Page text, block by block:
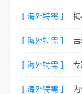
[ 海外特需 ]
[ 海外特需 ]
[ 海外特需 ]
[ 海外特需 ]